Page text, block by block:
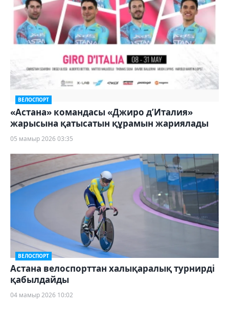
ВЕЛОСПОРТ
«Астана» командасы «Джиро д’Италия»
жарысына қатысатын құрамын жариялады
05 мамыр 2026 03:35
ВЕЛОСПОРТ
Астана велоспорттан халықаралық турнирді
қабылдайды
04 мамыр 2026 10:02